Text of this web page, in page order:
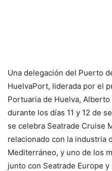
Una delegación del Puerto
HuelvaPort, liderada por el
Portuaria de Huelva,
durante los días 11 y 12 de
se celebra Seatrade Cruise
relacionado con la industria
Mediterráneo, y uno de los
junto con Seatrade Europe